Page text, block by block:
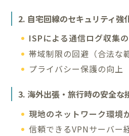
2. 自宅回線のセキュリティ強
ISPによる通信ログ収集
帯域制限の回避（合法な
プライバシー保護の向上
3. 海外出張・旅行時の安全な
現地のネットワーク環境
信頼できるVPNサーバー